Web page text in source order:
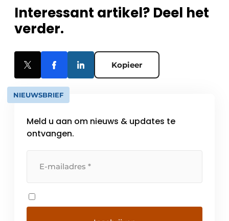
Interessant artikel? Deel het
verder.
Kopieer
NIEUWSBRIEF
Meld u aan om nieuws & updates te
ontvangen.